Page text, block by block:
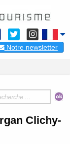
Notre newsletter
Clichy-